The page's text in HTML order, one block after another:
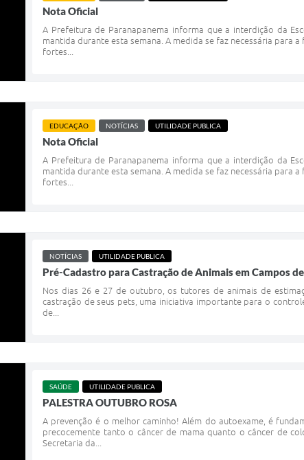
Nota Oficial
A Prefeitura de Paranapanema informa que a interdição da
mantida durante esta semana. A medida se faz necessária para
fortes...
EDUCAÇÃO NOTÍCIAS UTILIDADE PUBLICA
Nota Oficial
A Prefeitura de Paranapanema informa que a interdição da
mantida durante esta semana. A medida se faz necessária para
fortes...
NOTÍCIAS UTILIDADE PUBLICA
Pré-Cadastro para Castração de Animais em Campos
Nos dias 26 e 27 de outubro, os tutores de animais de
castração de seus pets, uma iniciativa importante para o
de...
SAÚDE UTILIDADE PUBLICA
PALESTRA OUTUBRO ROSA
A prevenção é o melhor caminho! Além do autoexame, é
precocemente tanto o câncer de mama quanto o câncer de
Secretaria da...